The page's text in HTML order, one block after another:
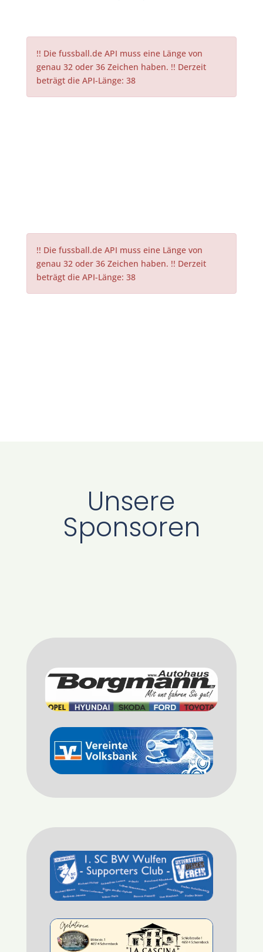
!! Die fussball.de API muss eine Länge von
genau 32 oder 36 Zeichen haben. !! Derzeit
beträgt die API-Länge: 38
!! Die fussball.de API muss eine Länge von
genau 32 oder 36 Zeichen haben. !! Derzeit
beträgt die API-Länge: 38
Unsere
Sponsoren